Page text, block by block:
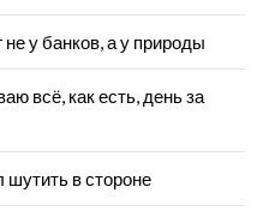
у банков, а у природы
всё, как есть, день за
шутить в стороне